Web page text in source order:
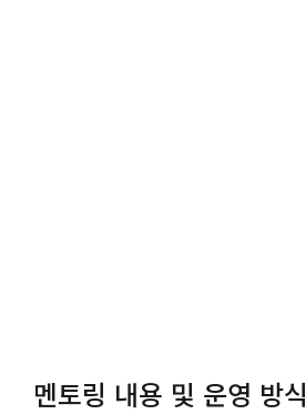
멘토링 내용 및 운영 방식